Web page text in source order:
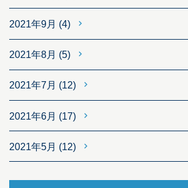
2021年9月 (4)
2021年8月 (5)
2021年7月 (12)
2021年6月 (17)
2021年5月 (12)